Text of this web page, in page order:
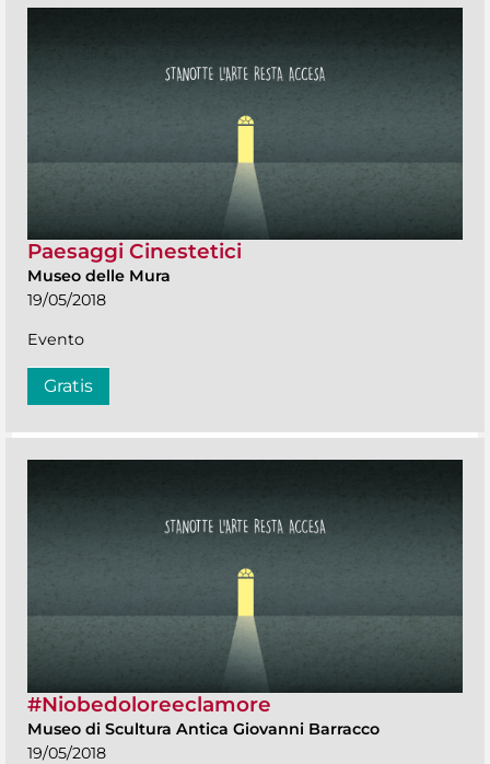
Paesaggi Cinestetici
Museo delle Mura
19/05/2018
Evento
Gratis
#Niobedoloreeclamore
Museo di Scultura Antica Giovanni Barracco
19/05/2018